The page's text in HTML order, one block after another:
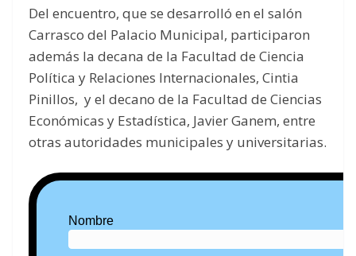
Del encuentro, que se desarrolló en el salón
Carrasco del Palacio Municipal, participaron
además la decana de la Facultad de Ciencia
Política y Relaciones Internacionales, Cintia
Pinillos, y el decano de la Facultad de Ciencias
Económicas y Estadística, Javier Ganem, entre
otras autoridades municipales y universitarias.
Nombre